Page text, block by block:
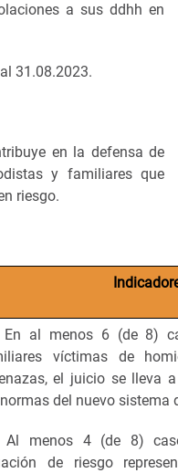
a sus ddhh en
31.08.2023.
en la defensa de
y familiares que
riesgo.
En al menos 6 (de 8)
víctimas de
el juicio se lleva
normas del nuevo sistema
menos 4 (de 8)
de riesgo